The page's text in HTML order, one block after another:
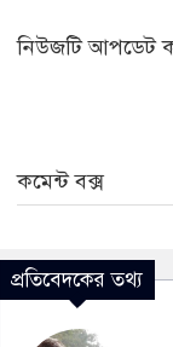
নিউজটি আপডেট
কমেন্ট বক্স
প্রতিবেদকের তথ্য